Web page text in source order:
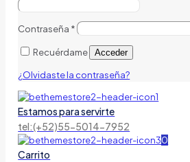
Contraseña *
Recuérdame Acceder
¿Olvidaste la contraseña?
Estamos para servirte
tel:(+52)55-5014-7952
0
Carrito